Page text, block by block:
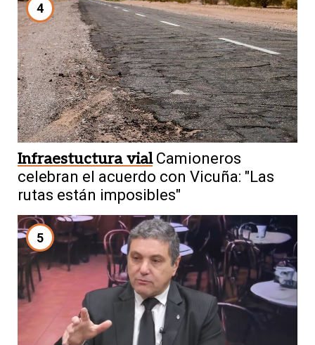
4
Infraestuctura vial Camioneros
celebran el acuerdo con Vicuña: "Las
rutas están imposibles"
5